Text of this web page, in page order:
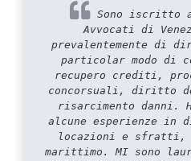
Sono iscritto
Avvocati di
prevalentemente di
particolar modo di
recupero crediti,
concorsuali, diritto
risarcimento danni.
alcune esperienze in
locazioni e sfratti,
marittimo. MI sono